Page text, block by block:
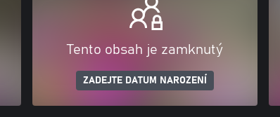
Tento obsah je zamknutý
ZADEJTE DATUM NAROZENÍ